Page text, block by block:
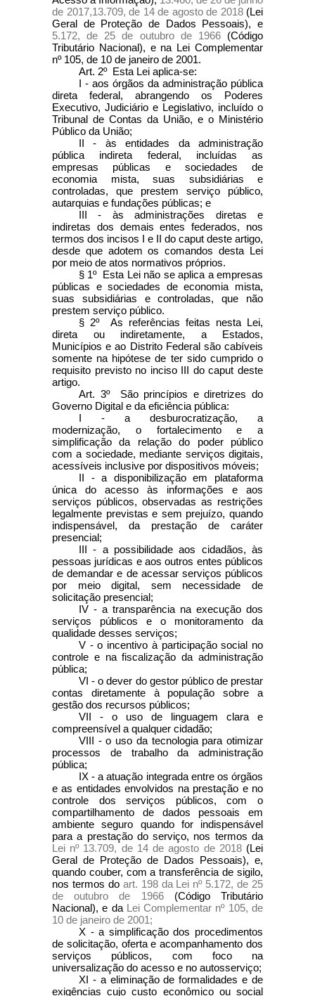
de 2017,13.709, de 14 de agosto de 2018(Lei
Geral de Proteção de Dados Pessoais), e
5.172, de 25 de outubro de 1966(Código
Tributário Nacional), e na Lei Complementar
nº 105, de 10 de janeiro de 2001.
Art. 2º Esta Lei aplica-se:
I - aos órgãos da administração pública
direta federal, abrangendo os Poderes
Executivo, Judiciário e Legislativo, incluído o
Tribunal de Contas da União, e o Ministério
Público da União;
II - às entidades da administração
pública indireta federal, incluídas as
empresas públicas e sociedades de
economia mista, suas subsidiárias e
controladas, que prestem serviço público,
autarquias e fundações públicas; e
III - às administrações diretas e
indiretas dos demais entes federados, nos
termos dos incisos I e II do caput deste artigo,
desde que adotem os comandos desta Lei
por meio de atos normativos próprios.
§ 1º Esta Lei não se aplica a empresas
públicas e sociedades de economia mista,
suas subsidiárias e controladas, que não
prestem serviço público.
§ 2º As referências feitas nesta Lei,
direta ou indiretamente, a Estados,
Municípios e ao Distrito Federal são cabíveis
somente na hipótese de ter sido cumprido o
requisito previsto no inciso III docaput deste
artigo.
Art. 3º São princípios e diretrizes do
Governo Digital e da eficiência pública:
I - a desburocratização, a
modernização, o fortalecimento e a
simplificação da relação do poder público
com a sociedade, mediante serviços digitais,
acessíveis inclusive por dispositivos móveis;
II - a disponibilização em plataforma
única do acesso às informações e aos
serviços públicos, observadas as restrições
legalmente previstas e sem prejuízo, quando
indispensável, da prestação de caráter
presencial;
III - a possibilidade aos cidadãos, às
pessoas jurídicas e aos outros entes públicos
de demandar e de acessar serviços públicos
por meio digital, sem necessidade de
solicitação presencial;
IV - a transparência na execução dos
serviços públicos e o monitoramento da
qualidade desses serviços;
V - o incentivo à participação social no
controle e na fiscalização da administração
pública;
VI - o dever do gestor público de prestar
contas diretamente à população sobre a
gestão dos recursos públicos;
VII - o uso de linguagem clara e
compreensível a qualquer cidadão;
VIII - o uso da tecnologia para otimizar
processos de trabalho da administração
pública;
IX - a atuação integrada entre os órgãos
e as entidades envolvidos na prestação e no
controle dos serviços públicos, com o
compartilhamento de dados pessoais em
ambiente seguro quando for indispensável
para a prestação do serviço, nos termos da
Lei nº 13.709, de 14 de agosto de 2018(Lei
Geral de Proteção de Dados Pessoais), e,
quando couber, com a transferência de sigilo,
nos termos do art. 198 da Lei nº 5.172, de 25
de outubro de 1966(Código Tributário
Nacional), e da Lei Complementar nº 105, de
10 de janeiro de 2001;
X - a simplificação dos procedimentos
de solicitação, oferta e acompanhamento dos
serviços públicos, com foco na
universalização do acesso e no autosserviço;
XI - a eliminação de formalidades e de
exigências cujo custo econômico ou social